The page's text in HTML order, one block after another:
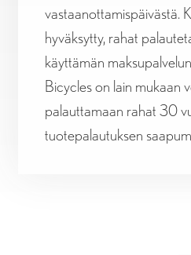
vastaanottamispäivästä.
hyväksytty, rahat
käyttämän
Bicycles on lain mukaan
palauttamaan rahat 30
tuotepalautuksen